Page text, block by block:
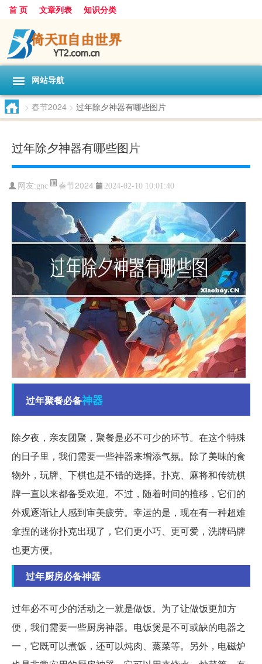
首 页 文章列表 知识分类
网站导航
> 春节2024 > 过年除夕神器有哪些图片
过年除夕神器有哪些图片
网友:gnc 春节2024 2024-02-10 10:01:40
过年聚餐必备神器
除夕夜，亲友团聚，聚餐是必不可少的环节。在这个特殊
的日子里，我们需要一些神器来增添气氛。除了美味的食
物外，玩牌、下棋也是不错的选择。扑克、麻将和传统棋
牌一直以来都备受欢迎。不过，随着时间的推移，它们的
外观逐渐让人感到审美疲劳。幸运的是，现在有一种超难
拿捏的迷你扑克出现了，它们更小巧、更可爱，洗牌码牌
也更方便。
过年厨房必备神器
过年必不可少的活动之一就是做饭。为了让做饭更加方
便，我们需要一些厨房神器。电饭煲是不可或缺的电器之
一，它既可以煮饭，还可以炖肉、蒸菜等。另外，电磁炉